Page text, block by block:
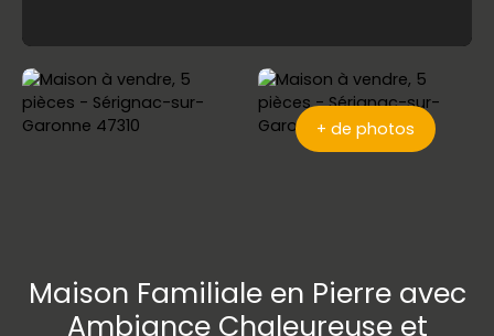
+ de photos
Maison Familiale en Pierre avec
Ambiance Chaleureuse et